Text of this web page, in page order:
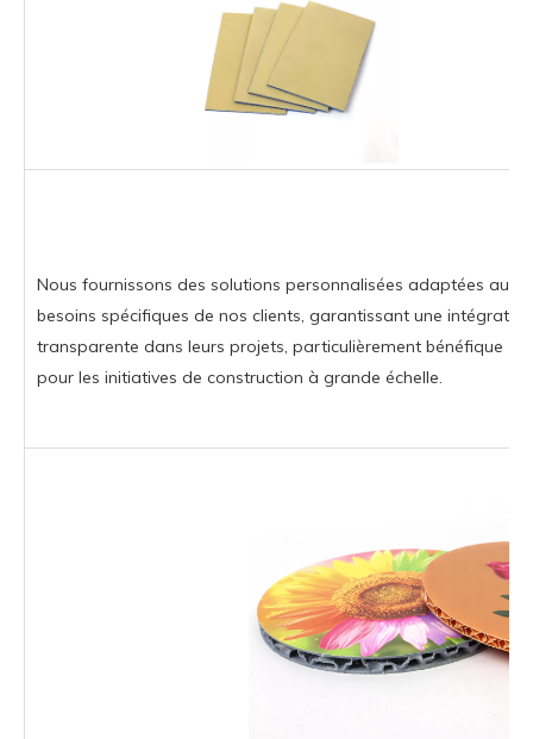
Nous fournissons des solutions personnalisées adaptées aux
besoins spécifiques de nos clients, garantissant une intégration
transparente dans leurs projets, particulièrement bénéfique
pour les initiatives de construction à grande échelle.